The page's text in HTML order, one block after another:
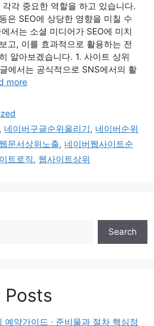
각각 중요한 역할을 하고 있습니다.
은 SEO에 상당한 영향을 미칠 수
서는 소셜 미디어가 SEO에 미치
고, 이를 효과적으로 활용하는 전
알아보겠습니다. 1. 사이트 상위
에서는 공식적으로 SNS에서의 활
more
, 네이버구글순위올리기 , 네이버순위
문서상위노출, 네이버웹사이트순
트로직 , 웹사이트상위
Search
Posts
예약가이드 · 준비물과 절차 핵심정